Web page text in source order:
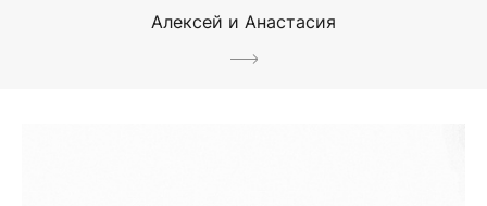
Алексей и Анастасия